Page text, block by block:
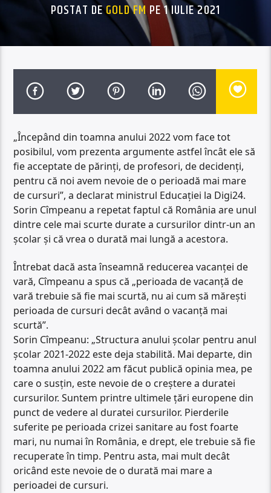
POSTAT DEGOLD FMPE 1 IULIE 2021
„Începând din toamna anului 2022 vom face tot
posibilul, vom prezenta argumente astfel încât ele să
fie acceptate de părinți, de profesori, de decidenți,
pentru că noi avem nevoie de o perioadă mai mare
de cursuri”, a declarat ministrul Educației la Digi24.
Sorin Cîmpeanu a repetat faptul că România are unul
dintre cele mai scurte durate a cursurilor dintr-un an
școlar și că vrea o durată mai lungă a acestora.
Întrebat dacă asta înseamnă reducerea vacanței de
vară, Cîmpeanu a spus că „perioada de vacanță de
vară trebuie să fie mai scurtă, nu ai cum să mărești
perioada de cursuri decât având o vacanță mai
scurtă”.
Sorin Cîmpeanu: „Structura anului școlar pentru anul
școlar 2021-2022 este deja stabilită. Mai departe, din
toamna anului 2022 am făcut publică opinia mea, pe
care o susțin, este nevoie de o creștere a duratei
cursurilor. Suntem printre ultimele țări europene din
punct de vedere al duratei cursurilor. Pierderile
suferite pe perioada crizei sanitare au fost foarte
mari, nu numai în România, e drept, ele trebuie să fie
recuperate în timp. Pentru asta, mai mult decât
oricând este nevoie de o durată mai mare a
perioadei de cursuri.